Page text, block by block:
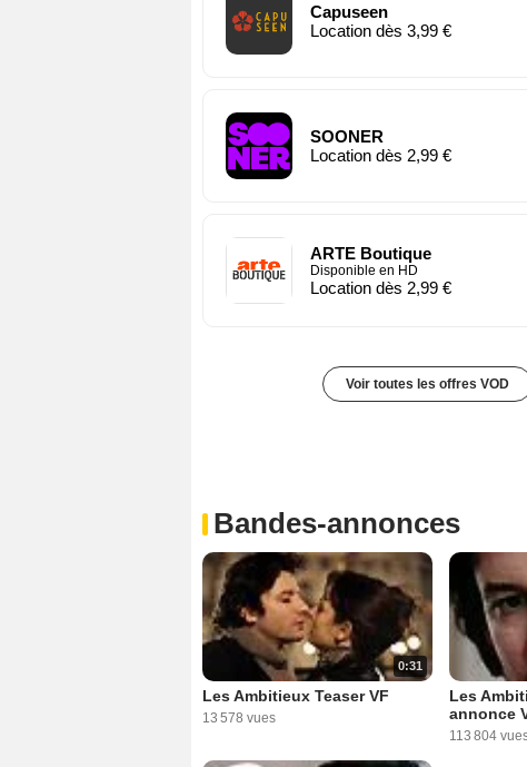
Capuseen
Location dès 3,99 €
SOONER
Location dès 2,99 €
ARTE Boutique
Disponible en HD
Location dès 2,99 €
Voir toutes les offres VOD
Bandes-annonces
0:31
Les Ambitieux Teaser VF
13 578 vues
Les
annonce
113 804